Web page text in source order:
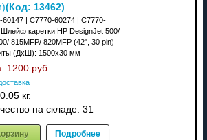
(Код: 13462)
60147 | C7770-60274 | C7770-
каретки HP DesignJet 500/
815MFP/ 820MFP (42", 30 pin)
(ДхШ): 1500x30 мм
1200 руб
0.05 кг.
на складе: 31
Подробнее